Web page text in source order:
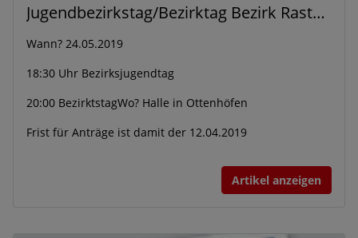
Jugendbezirkstag/Bezirktag Bezirk Rastatt
Wann? 24.05.2019
18:30 Uhr Bezirksjugendtag
20:00 BezirktstagWo? Halle in Ottenhöfen
Frist für Anträge ist damit der 12.04.2019
Artikel anzeigen